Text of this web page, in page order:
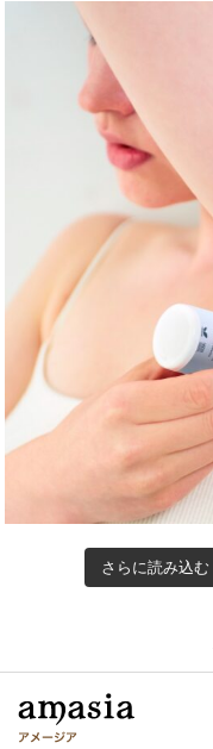
さらに読み込む